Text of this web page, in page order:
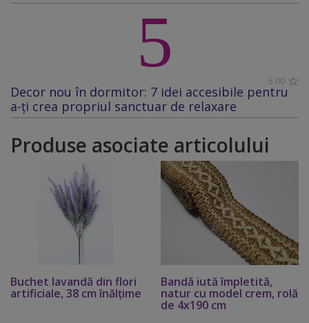
5 5.00
Decor nou în dormitor: 7 idei accesibile pentru
a-ți crea propriul sanctuar de relaxare
Produse asociate articolului
Buchet lavandă din flori
artificiale, 38 cm înălţime
Bandă iută împletită,
natur cu model crem, rolă
de 4x190 cm